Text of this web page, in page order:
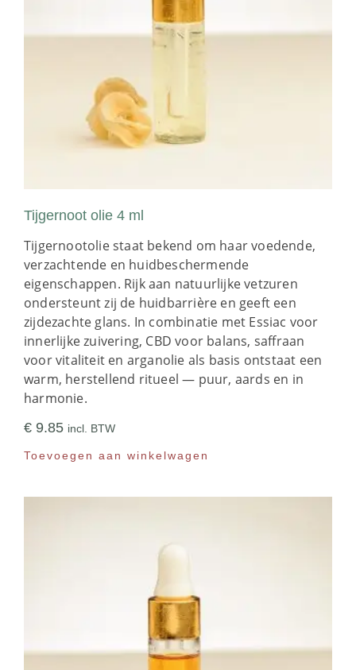
Tijgernoot olie 4 ml
Tijgernootolie staat bekend om haar voedende,
verzachtende en huidbeschermende
eigenschappen. Rijk aan natuurlijke vetzuren
ondersteunt zij de huidbarrière en geeft een
zijdezachte glans. In combinatie met Essiac voor
innerlijke zuivering, CBD voor balans, saffraan
voor vitaliteit en arganolie als basis ontstaat een
warm, herstellend ritueel — puur, aards en in
harmonie.
€ 9.85 incl. BTW
Toevoegen aan winkelwagen